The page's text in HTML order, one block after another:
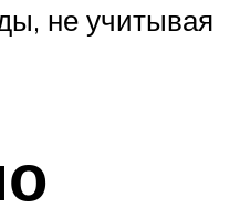
не учитывая